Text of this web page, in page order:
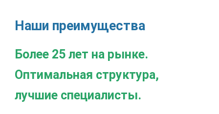
Наши преимущества
Более 25 лет на рынке.
Оптимальная структура,
лучшие специалисты.